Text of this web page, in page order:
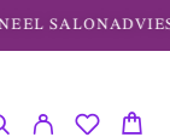
SALONADVIES